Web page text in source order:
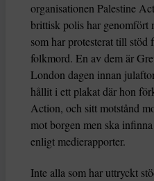
organisationen Palestine
brittisk polis har genomfört
som har protesterat till stöd
folkmord. En av dem är
London dagen innan
hållit i ett plakat där hon
Action, och sitt motstånd
mot borgen men ska
enligt medierapporter.
Inte alla som har uttryckt